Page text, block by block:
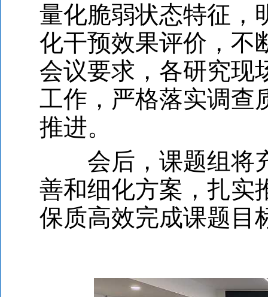
量化脆弱状态特征，
化干预效果评价，不
会议要求，各研究现
工作，严格落实调查
推进。
会后，课题组将充
善和细化方案，扎实
保质高效完成课题目